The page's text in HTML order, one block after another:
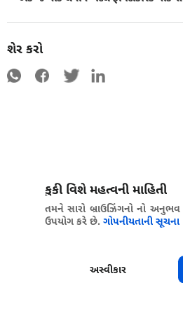
શેર કરો
કુકી વિશે મહત્વની માહિતી
તમને સારો બ્રાઉઝિંગનો નો
ઉપયોગ કરે છે. ગોપનીયતાની સૂચના
અસ્વીકાર